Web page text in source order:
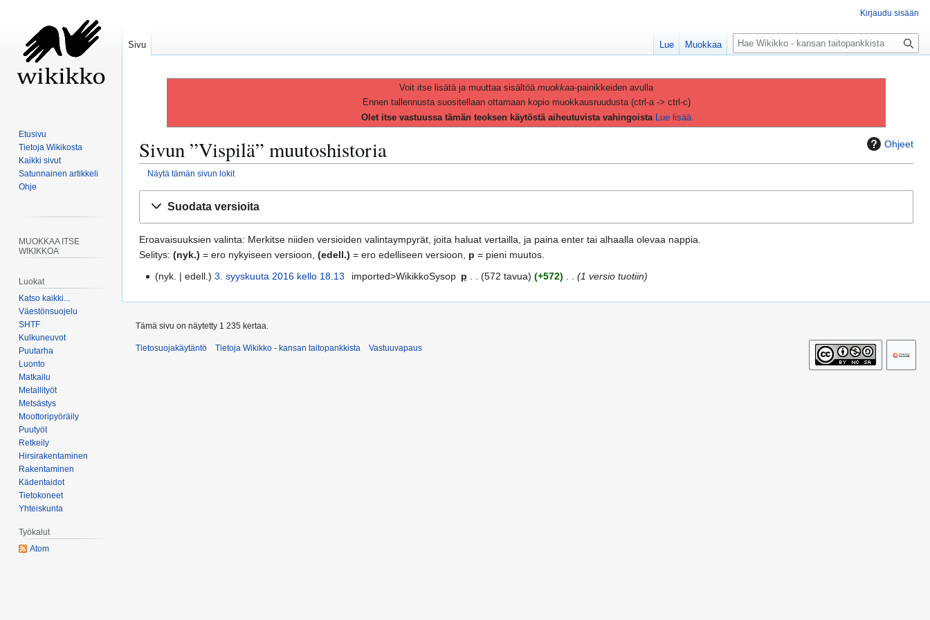
Voit itse lisätä ja muuttaa sisältöä muokkaa-painikkeiden avulla
Ennen tallennusta suositellaan ottamaan kopio muokkausruudusta (ctrl-a -> ctrl-c)
Olet itse vastuussa tämän teoksen käytöstä aiheutuvista vahingoista Lue lisää.
Ohjeet
Sivun ”Vispilä” muutoshistoria
Näytä tämän sivun lokit
navigaatioon
hakuunSuodata versioita
Eroavaisuuksien valinta: Merkitse niiden versioiden valintaympyrät, joita haluat vertailla, ja paina enter tai alhaalla olevaa nappia.
Selitys: (nyk.) = ero nykyiseen versioon, (edell.) = ero edelliseen versioon, p = pieni muutos.
y
s
nyk. edell. 3. syyskuuta 2016 kello 18.13 imported>WikikkoSysop p 572 tavua +572 1 versio tuotiin
Kirjaudu sisään
Sivu Lue Muokkaa
H
a
Etusivu
Tietoja Wikikosta
Kaikki sivut
Satunnainen artikkeli
Ohje
MUOKKAA ITSE
WIKIKKOA
Luokat
Katso kaikki...
Väestönsuojelu
SHTF
Kulkuneuvot
Puutarha
Luonto
Matkailu
Metallityöt
Metsästys
Moottoripyöräily
Puutyöt
Retkeily
Hirsirakentaminen
Rakentaminen
Kädentaidot
Tietokoneet
Yhteiskunta
Työkalut
Atom
Tämä sivu on näytetty 1 235 kertaa.
Tietosuojakäytäntö Tietoja Wikikko - kansan taitopankkista Vastuuvapaus